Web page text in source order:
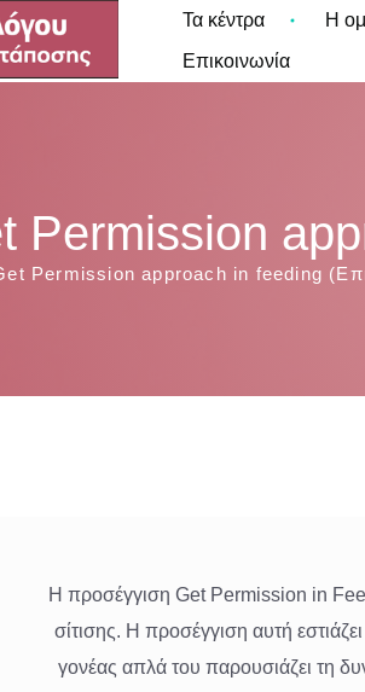
Τα κέντρα Η
Επικοινωνία
Permission
Permission approach in feeding
Η προσέγγιση Get Permission in
σίτισης. Η προσέγγιση αυτή
γονέας απλά του παρουσιάζει τη